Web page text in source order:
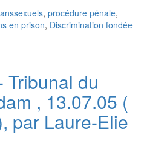
, procédure pénale,
en prison, Discrimination fondée
Tribunal du
, 13.07.05 (
par Laure-Elie